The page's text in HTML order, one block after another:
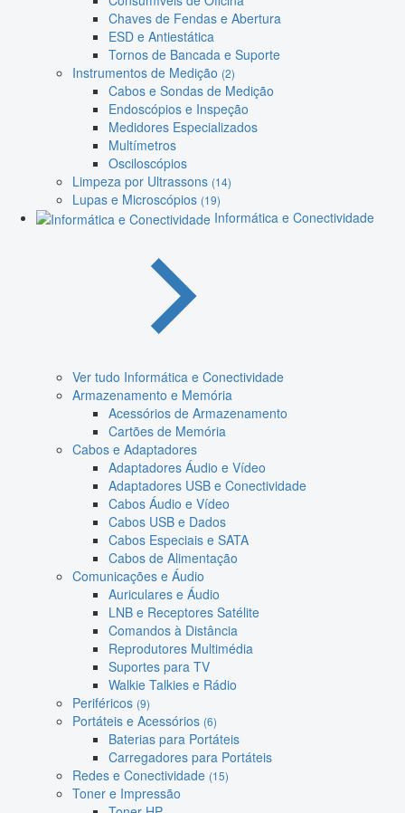
Chaves de Fendas e Abertura
ESD e Antiestática
Tornos de Bancada e Suporte
Instrumentos de Medição (2)
Cabos e Sondas de Medição
Endoscópios e Inspeção
Medidores Especializados
Multímetros
Osciloscópios
Limpeza por Ultrassons (14)
Lupas e Microscópios (19)
Informática e Conectividade
Ver tudo Informática e Conectividade
Armazenamento e Memória
Acessórios de Armazenamento
Cartões de Memória
Cabos e Adaptadores
Adaptadores Áudio e Vídeo
Adaptadores USB e Conectividade
Cabos Áudio e Vídeo
Cabos USB e Dados
Cabos Especiais e SATA
Cabos de Alimentação
Comunicações e Áudio
Auriculares e Áudio
LNB e Receptores Satélite
Comandos à Distância
Reprodutores Multimédia
Suportes para TV
Walkie Talkies e Rádio
Periféricos (9)
Portáteis e Acessórios (6)
Baterias para Portáteis
Carregadores para Portáteis
Redes e Conectividade (15)
Toner e Impressão